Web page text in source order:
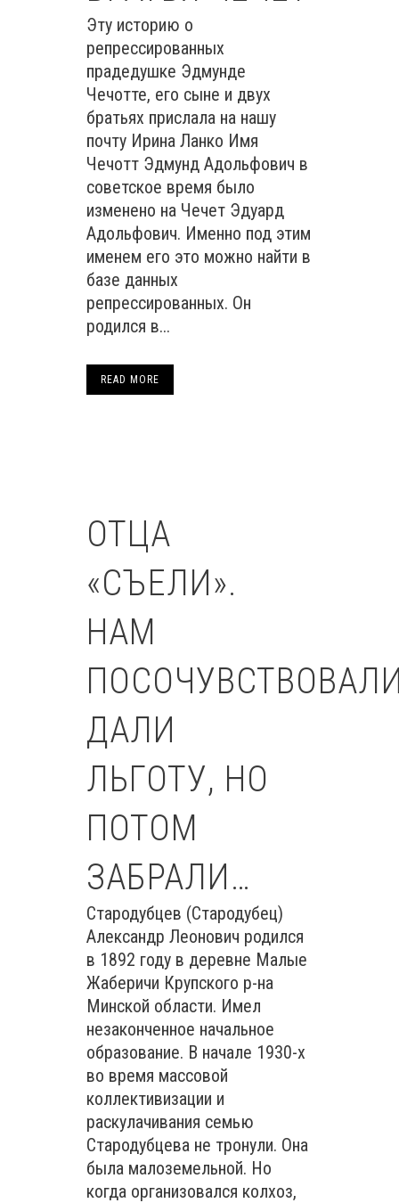
Эту историю о
репрессированных
прадедушке Эдмунде
Чечотте, его сыне и двух
братьях прислала ​​на нашу
почту Ирина Ланко Имя
Чечотт Эдмунд Адольфович в
советское время было
изменено на Чечет Эдуард
Адольфович. Именно под этим
именем его это можно найти в
базе данных
репрессированных. Он
родился в...
READ MORE
ОТЦА
«СЪЕЛИ».
НАМ
ДАЛИ
ЛЬГОТУ, НО
ПОТОМ
ЗАБРАЛИ…
Стародубцев (Стародубец)
Александр Леонович родился
в 1892 году в деревне Малые
Жаберичи Крупского р-на
Минской области. Имел
незаконченное начальное
образование. В начале 1930-х
во время массовой
коллективизации и
раскулачивания семью
Стародубцева не тронули. Она
была малоземельной. Но
когда организовался колхоз,